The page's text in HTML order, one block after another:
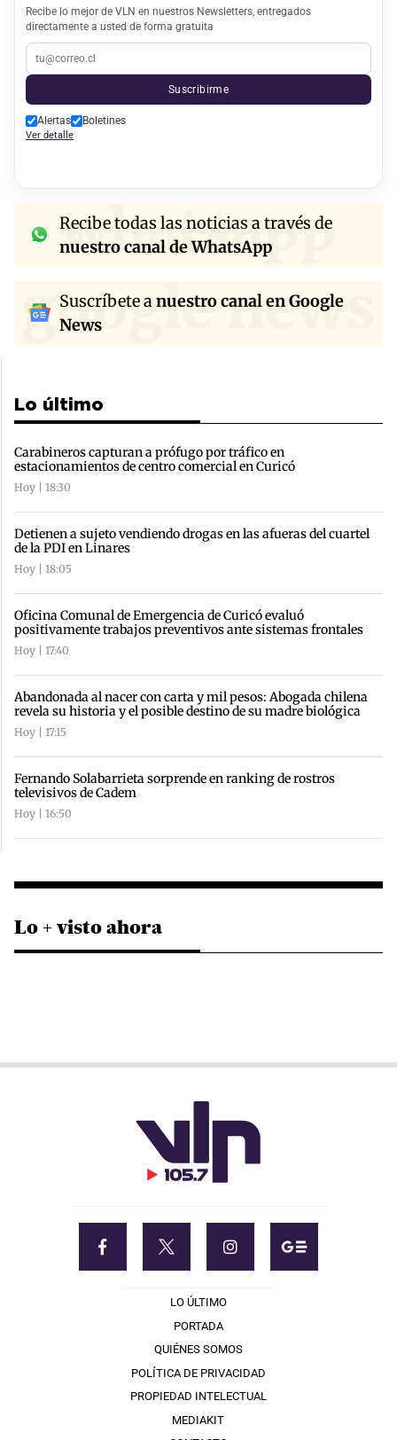
Recibe lo mejor de VLN en nuestros Newsletters, entregados
directamente a usted de forma gratuita
Suscribirme
Alertas Boletines
Ver detalle
whatsapp
Recibe todas las noticias a través de
nuestro canal de WhatsApp
google news
Suscríbete anuestro canal en Google
News
Lo último
Carabineros capturan a prófugo por tráfico en
estacionamientos de centro comercial en Curicó
Hoy | 18:30
Detienen a sujeto vendiendo drogas en las afueras del cuartel
de la PDI en Linares
Hoy | 18:05
Oficina Comunal de Emergencia de Curicó evaluó
positivamente trabajos preventivos ante sistemas frontales
Hoy | 17:40
Abandonada al nacer con carta y mil pesos: Abogada chilena
revela su historia y el posible destino de su madre biológica
Hoy | 17:15
Fernando Solabarrieta sorprende en ranking de rostros
televisivos de Cadem
Hoy | 16:50
Lo + visto ahora
LO ÚLTIMO
PORTADA
QUIÉNES SOMOS
POLÍTICA DE PRIVACIDAD
PROPIEDAD INTELECTUAL
MEDIAKIT